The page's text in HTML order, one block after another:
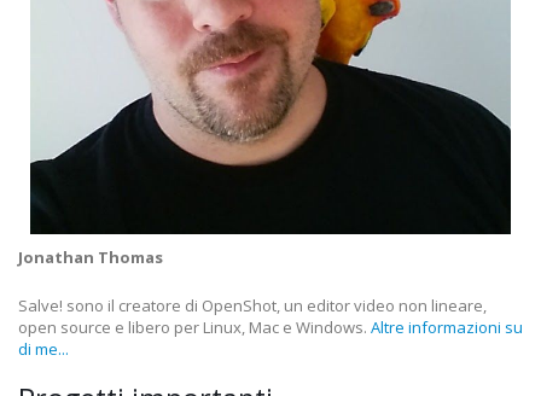
Jonathan Thomas
Salve! sono il creatore di OpenShot, un editor video non lineare,
open source e libero per Linux, Mac e Windows. Altre informazioni su
di me...